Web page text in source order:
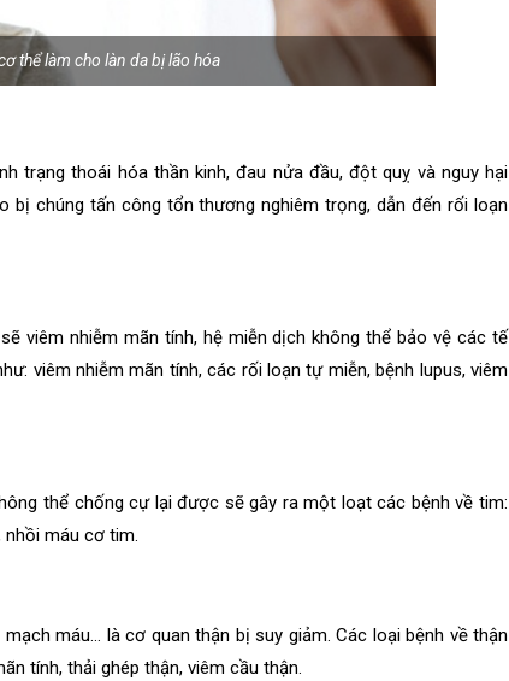
thể làm cho làn da bị lão hóa
trạng thoái hóa thần kinh, đau nửa đầu, đột quỵ và nguy hại
chúng tấn công tổn thương nghiêm trọng, dẫn đến rối loạn
viêm nhiễm mãn tính, hệ miễn dịch không thể bảo vệ các tế
viêm nhiễm mãn tính, các rối loạn tự miễn, bệnh lupus, viêm
thể chống cự lại được sẽ gây ra một loạt các bệnh về tim:
máu cơ tim.
máu… là cơ quan thận bị suy giảm. Các loại bệnh về thận
tính, thải ghép thận, viêm cầu thận.